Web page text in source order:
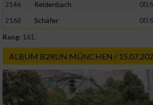
2146
Reidenbach
2168
Schäfer
Rang: 161.
ALBUM B2RUN MÜNCHEN /